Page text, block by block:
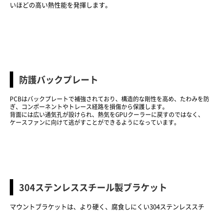
いほどの高い熱性能を発揮します。
防護バックプレート
PCBはバックプレートで補強されており、構造的な剛性を高め、たわみを防
ぎ、コンポーネントやトレース経路を損傷から保護します。
背面には広い通気孔が設けられ、熱気をGPUクーラーに戻すのではなく、
ケースファンに向けて逃がすことができるようになっています。
304ステンレススチール製ブラケット
マウントブラケットは、より硬く、腐食しにくい304ステンレススチ